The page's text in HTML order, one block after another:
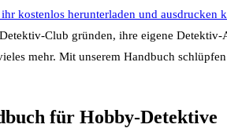
kostenlos herunterladen und ausdrucken
Club gründen, ihre eigene Detektiv-
mehr. Mit unserem Handbuch
für Hobby-Detektive